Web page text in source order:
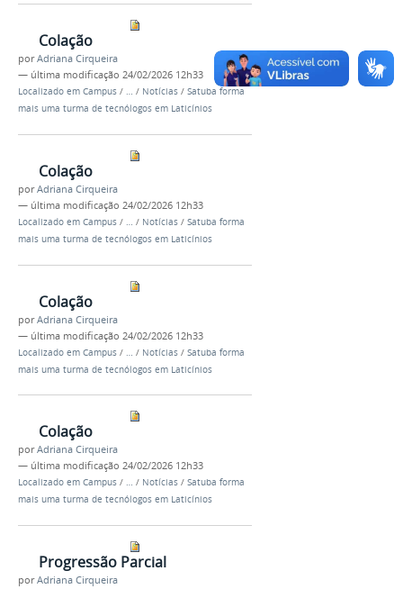
Colação
porAdriana Cirqueira
— última modificação 24/02/2026 12h33
Localizado em Campus / … / Notícias / Satuba forma
mais uma turma de tecnólogos em Laticínios
Colação
porAdriana Cirqueira
— última modificação 24/02/2026 12h33
Localizado em Campus / … / Notícias / Satuba forma
mais uma turma de tecnólogos em Laticínios
Colação
porAdriana Cirqueira
— última modificação 24/02/2026 12h33
Localizado em Campus / … / Notícias / Satuba forma
mais uma turma de tecnólogos em Laticínios
Colação
porAdriana Cirqueira
— última modificação 24/02/2026 12h33
Localizado em Campus / … / Notícias / Satuba forma
mais uma turma de tecnólogos em Laticínios
Progressão Parcial
porAdriana Cirqueira